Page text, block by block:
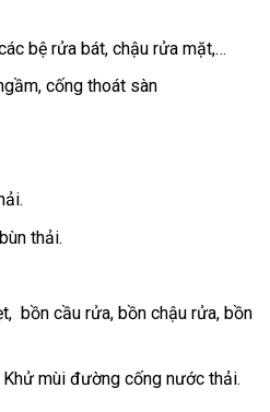
bệ rửa bát, chậu rửa mặt,…
cống thoát sàn
thải.
bồn cầu rửa, bồn chậu rửa, bồn
mùi đường cống nước thải.